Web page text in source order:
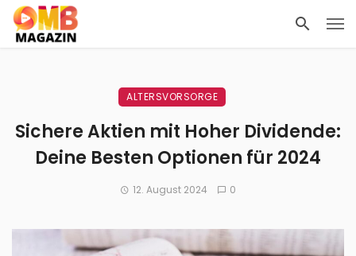
ALTERSVORSORGE
Sichere Aktien mit Hoher Dividende:
Deine Besten Optionen für 2024
12. August 2024 0